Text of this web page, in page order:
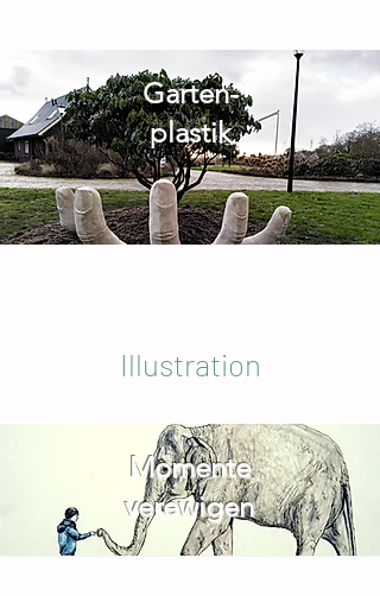
Garten-
plastik
Illustration
Momente
verewigen